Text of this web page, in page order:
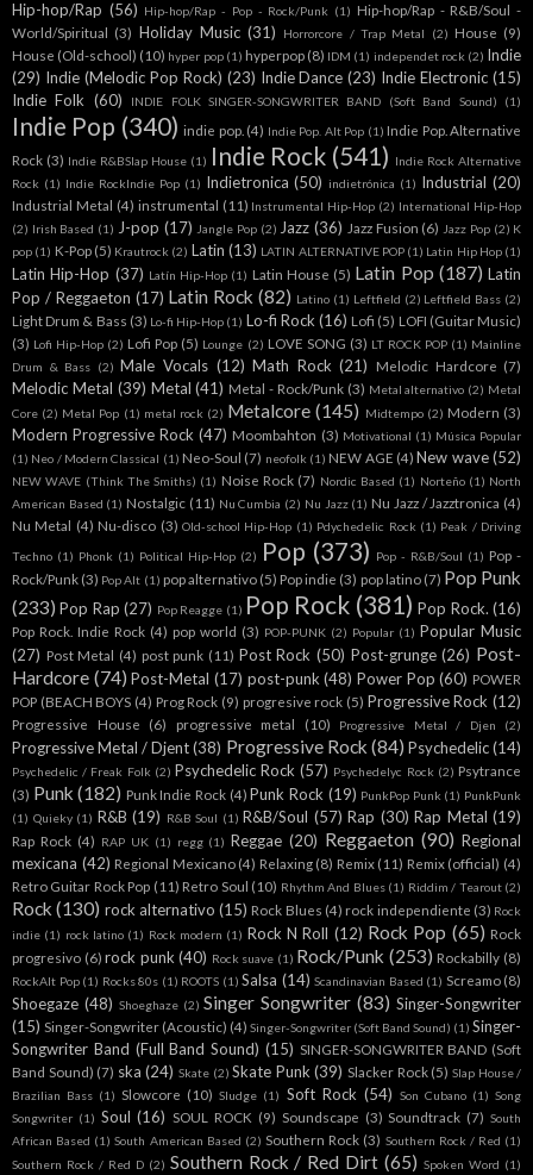
Hip-hop/Rap (56) Hip-hop/Rap - Pop - Rock/Punk (1) Hip-hop/Rap - R&B/Soul -
World/Spiritual (3) Holiday Music (31) Horrorcore / Trap Metal (2) House (9)
House (Old-school) (10) hyper pop (1) hyperpop (8) IDM (1) independet rock (2) Indie
(29) Indie (Melodic Pop Rock) (23) Indie Dance (23) Indie Electronic (15)
Indie Folk (60) INDIE FOLK SINGER-SONGWRITER BAND (Soft Band Sound) (1)
Indie Pop (340) indie pop. (4) Indie Pop. Alt Pop (1) Indie Pop. Alternative
Rock (3) Indie R&BSlap House (1) Indie Rock (541) Indie Rock Alternative
Rock (1) Indie RockIndie Pop (1) Indietronica (50) indietrónica (1) Industrial (20)
Industrial Metal (4) instrumental (11) Instrumental Hip-Hop (2) International Hip-Hop
(2) Irish Based (1) J-pop (17) Jangle Pop (2) Jazz (36) Jazz Fusion (6) Jazz Pop (2) K
pop (1) K-Pop (5) Krautrock (2) Latin (13) LATIN ALTERNATIVE POP (1) Latin Hip Hop (1)
Latin Hip-Hop (37) Latín Hip-Hop (1) Latin House (5) Latin Pop (187) Latin
Pop / Reggaeton (17) Latin Rock (82) Latino (1) Leftfield (2) Leftfield Bass (2)
Light Drum & Bass (3) Lo-fi Hip-Hop (1) Lo-fi Rock (16) Lofi (5) LOFI (Guitar Music)
(3) Lofi Hip-Hop (2) Lofi Pop (5) Lounge (2) LOVE SONG (3) LT ROCK POP (1) Mainline
Drum & Bass (2) Male Vocals (12) Math Rock (21) Melodic Hardcore (7)
Melodic Metal (39) Metal (41) Metal - Rock/Punk (3) Metal alternativo (2) Metal
Core (2) Metal Pop (1) metal rock (2) Metalcore (145) Midtempo (2) Modern (3)
Modern Progressive Rock (47) Moombahton (3) Motivational (1) Música Popular
(1) Neo / Modern Classical (1) Neo-Soul (7) neofolk (1) NEW AGE (4) New wave (52)
NEW WAVE (Think The Smiths) (1) Noise Rock (7) Nordic Based (1) Norteño (1) North
American Based (1) Nostalgic (11) Nu Cumbia (2) Nu Jazz (1) Nu Jazz / Jazztronica (4)
Nu Metal (4) Nu-disco (3) Old-school Hip-Hop (1) Pdychedelic Rock (1) Peak / Driving
Techno (1) Phonk (1) Political Hip-Hop (2) Pop (373) Pop - R&B/Soul (1) Pop -
Rock/Punk (3) Pop Alt (1) pop alternativo (5) Pop indie (3) pop latino (7) Pop Punk
(233) Pop Rap (27) Pop Reagge (1) Pop Rock (381) Pop Rock. (16)
Pop Rock. Indie Rock (4) pop world (3) POP-PUNK (2) Popular (1) Popular Music
(27) Post Metal (4) post punk (11) Post Rock (50) Post-grunge (26) Post-
Hardcore (74) Post-Metal (17) post-punk (48) Power Pop (60) POWER
POP (BEACH BOYS (4) Prog Rock (9) progresive rock (5) Progressive Rock (12)
Progressive House (6) progressive metal (10) Progressive Metal / Djen (2)
Progressive Metal / Djent (38) Progressive Rock (84) Psychedelic(14)
Psychedelic / Freak Folk (2) Psychedelic Rock (57) Psychedelyc Rock (2) Psytrance
(3) Punk (182) Punk Indie Rock (4) Punk Rock (19) PunkPop Punk (1) PunkPunk
(1) Quieky (1) R&B (19) R&B Soul (1) R&B/Soul (57) Rap (30) Rap Metal (19)
Rap Rock (4) RAP UK (1) regg (1) Reggae (20) Reggaeton (90) Regional
mexicana (42) Regional Mexicano (4) Relaxing (8) Remix (11) Remix (official) (4)
Retro Guitar Rock Pop (11) Retro Soul (10) Rhythm And Blues (1) Riddim / Tearout (2)
Rock (130) rock alternativo (15) Rock Blues (4) rock independiente (3) Rock
indie (1) rock latino (1) Rock modern (1) Rock N Roll (12) Rock Pop (65) Rock
progresivo (6) rock punk (40) Rock suave (1) Rock/Punk (253) Rockabilly (8)
RockAlt Pop (1) Rocks 80s (1) ROOTS (1) Salsa (14) Scandinavian Based (1) Screamo (8)
Shoegaze (48) Shoeghaze (2) Singer Songwriter (83) Singer-Songwriter
(15) Singer-Songwriter (Acoustic) (4) Singer-Songwriter (Soft Band Sound) (1) Singer-
Songwriter Band (Full Band Sound) (15) SINGER-SONGWRITER BAND (Soft
Band Sound) (7) ska (24) Skate (2) Skate Punk (39) Slacker Rock (5) Slap House /
Brazilian Bass (1) Slowcore (10) Sludge (1) Soft Rock (54) Son Cubano (1) Song
Songwriter (1) Soul (16) SOUL ROCK (9) Soundscape (3) Soundtrack (7) South
African Based (1) South American Based (2) Southern Rock (3) Southern Rock / Red (1)
Southern Rock / Red D (2) Southern Rock / Red Dirt (65) Spoken Word (1)